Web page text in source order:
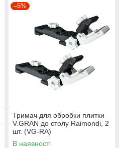
–5%
Тримач для обробки плитки
V.GRAN до столу Raimondi, 2
шт. (VG-RA)
В наявності